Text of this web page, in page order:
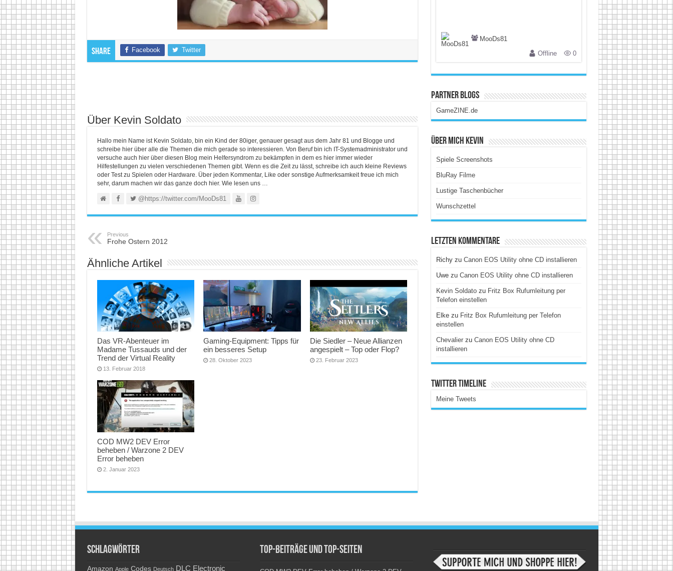
Share Facebook Twitter
Über Kevin Soldato
Hallo mein Name ist Kevin Soldato, bin ein Kind der 80iger, genauer gesagt aus dem Jahr 81 und Blogge und
schreibe hier über alle die Themen die mich gerade so interessieren. Von Beruf bin ich IT-Systemadministrator und
versuche auch hier über diesen Blog mein Helfersyndrom zu bekämpfen in dem es hier immer wieder
Hilfestellungen zu vielen verschiedenen Themen gibt. Wenn es die Zeit zu lässt, schreibe ich auch kleine Reviews
oder Test zu Spielen oder Hardware. Über jeden Kommentar, Like oder sonstige Aufmerksamkeit freue ich mich
sehr, darum machen wir das ganze doch hier. Wie lesen uns …
@https://twitter.com/MooDs81
Previous
Frohe Ostern 2012
Ähnliche Artikel
Das VR-Abenteuer im
Madame Tussauds und der
Trend der Virtual Reality
13. Februar 2018
Gaming-Equipment: Tipps für
ein besseres Setup
28. Oktober 2023
Die Siedler – Neue Allianzen
angespielt – Top oder Flop?
23. Februar 2023
COD MW2 DEV Error
beheben / Warzone 2 DEV
Error beheben
2. Januar 2023
MooDs81
Offline
0
Partner Blogs
GameZINE.de
Über Mich Kevin
Spiele Screenshots
BluRay Filme
Lustige Taschenbücher
Wunschzettel
Letzten Kommentare
Richyzu Canon EOS Utility ohne CD installieren
Uwezu Canon EOS Utility ohne CD installieren
Kevin Soldatozu Fritz Box Rufumleitung per
Telefon einstellen
Elkezu Fritz Box Rufumleitung per Telefon
einstellen
Chevalierzu Canon EOS Utility ohne CD
installieren
Twitter Timeline
Meine Tweets
Schlagwörter
Amazon Apple Codes Deutsch DLC Electronic
Top-Beiträge und Top-Seiten